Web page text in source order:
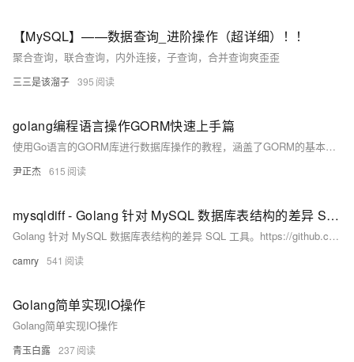
【MySQL】——数据查询_进阶操作（超详细）！！
聚合查询，联合查询，内外连接，子查询，合并查询爽歪歪
三三是该溜子 395
golang编程语言操作GORM快速上手篇
使用Go语言的GORM库进行数据库操作的教程，涵盖了GORM的基本概念、基本使用、关联查询以及多对多关系处理等内容。
尹正杰 615
mysqldiff - Golang 针对 MySQL 数据库表结构的差异 SQL 工具
Golang 针对 MySQL 数据库表结构的差异 SQL 工具。https://github.com/camry/mysqldiff
camry 541
Golang简单实现IO操作
Golang简单实现IO操作
青玉白露 237